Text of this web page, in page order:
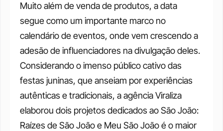
Muito além de venda de produtos, a data
segue como um importante marco no
calendário de eventos, onde vem crescendo a
adesão de influenciadores na divulgação deles.
Considerando o imenso público cativo das
festas juninas, que anseiam por experiências
autênticas e tradicionais, a agência Viraliza
elaborou dois projetos dedicados ao São João:
Raízes de São João e Meu São João é o maior